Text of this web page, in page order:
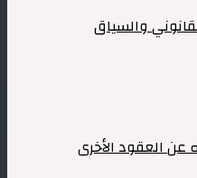
والسياق
عن العقود الأخرى